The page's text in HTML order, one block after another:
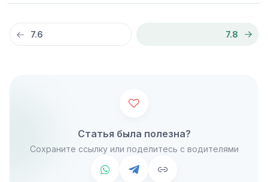
7.6 7.8
Статья была полезна?
Сохраните ссылку или поделитесь с водителями